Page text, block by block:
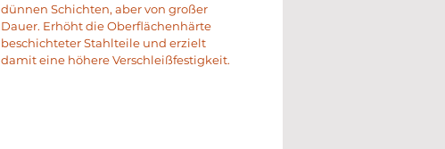
dünnen Schichten, aber von großer
Dauer. Erhöht die Oberflächenhärte
beschichteter Stahlteile und erzielt
damit eine höhere Verschleißfestigkeit.